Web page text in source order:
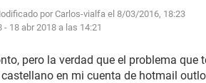
por Carlos-vialfa el 8/03/2016, 18:23
- 18 abr 2018 a las 14:21
pero la verdad que el problema que
en mi cuenta de hotmail